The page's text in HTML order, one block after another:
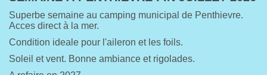
Superbe semaine au camping municipal de Penthievre.
Acces direct à la mer.
Condition ideale pour l'aileron et les foils.
Soleil et vent. Bonne ambiance et rigolades.